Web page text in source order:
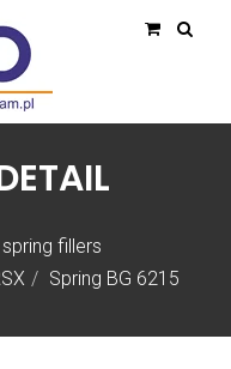
fillers
Spring BG 6215